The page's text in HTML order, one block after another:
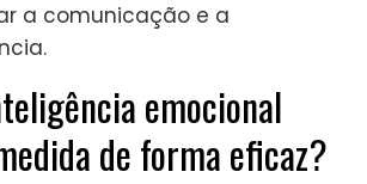
a comunicação e a
emocional
de forma eficaz?